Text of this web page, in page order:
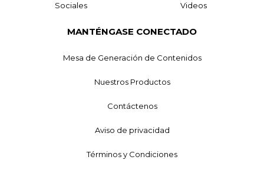
Sociales Videos
MANTÉNGASE CONECTADO
Mesa de Generación de Contenidos
Nuestros Productos
Contáctenos
Aviso de privacidad
Términos y Condiciones